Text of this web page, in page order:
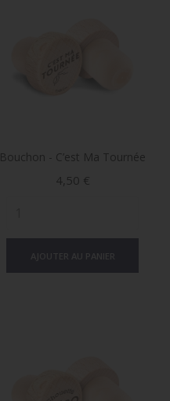
Bouchon - C’est Ma Tournée
Prix
4,50 €